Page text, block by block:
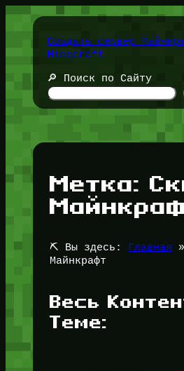
содержимомуСоздать сервер
Minecraft
🔎 Поиск по Сайту
Метка:
⛏️ Вы здесь: Главная
Майнкрафт
Весь
Теме: